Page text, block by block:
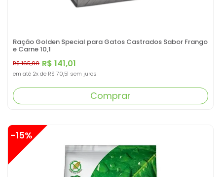
Ração Golden Special para Gatos Castrados Sabor Frango
e Carne 10,1
R$ 141,01
R$ 165,90
em até 2x de R$ 70,51 sem juros
Comprar
-15%